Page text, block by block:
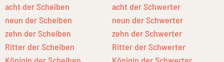
acht der Scheiben
neun der Scheiben
zehn der Scheiben
Ritter der Scheiben
acht der Schwerter
neun der Schwerter
zehn der Schwerter
Ritter der Schwerter